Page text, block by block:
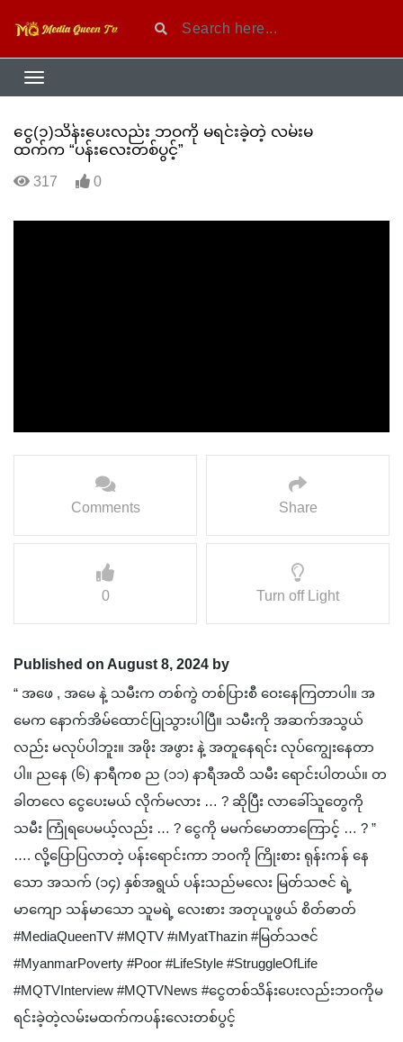
ငွေ(၁)သိန်းပေးလည်း ဘဝကို မရင်းခဲ့တဲ့ လမ်းမ
ထက်က “ပန်းလေးတစ်ပွင့်”
317 0
Comments Share
0 Turn off Light
Published on August 8, 2024 by
“ အဖေ , အမေ နဲ့ သမီးက တစ်ကွဲ တစ်ပြားစီ ဝေးနေကြတာပါ။ အ
မေက နောက်အိမ်ထောင်ပြုသွားပါပြီ။ သမီးကို အဆက်အသွယ်
လည်း မလုပ်ပါဘူး။ အဖိုး အဖွား နဲ့ အတူနေရင်း လုပ်ကျွေးနေတာ
ပါ။ ညနေ (၆) နာရီကစ ည (၁၁) နာရီအထိ သမီး ရောင်းပါတယ်။ တ
ခါတလေ ငွေပေးမယ် လိုက်မလား … ? ဆိုပြီး လာခေါ်သူတွေကို
သမီး ကြုံရပေမယ့်လည်း … ? ငွေကို မမက်မောတာကြောင့် … ? ”
…. လို့ပြောပြလာတဲ့ ပန်းရောင်းကာ ဘဝကို ကြိုးစား ရုန်းကန် နေ
သော အသက် (၁၄) နှစ်အရွယ် ပန်းသည်မလေး မြတ်သဇင် ရဲ့
မာကျော သန်မာသော သူမရဲ့ လေးစား အတုယူဖွယ် စိတ်ဓာတ်
#MediaQueenTV #MQTV #၊MyatThazin #မြတ်သဇင်
#MyanmarPoverty #Poor #LifeStyle #StruggleOfLife
#MQTVInterview #MQTVNews #ငွေတစ်သိန်းပေးလည်းဘဝကိုမ
ရင်းခဲ့တဲ့လမ်းမထက်ကပန်းလေးတစ်ပွင့်